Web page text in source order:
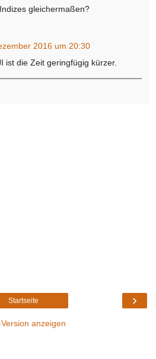
gleichermaßen?
2016 um 20:30
ist die Zeit geringfügig kürzer.
›
Startseite
anzeigen